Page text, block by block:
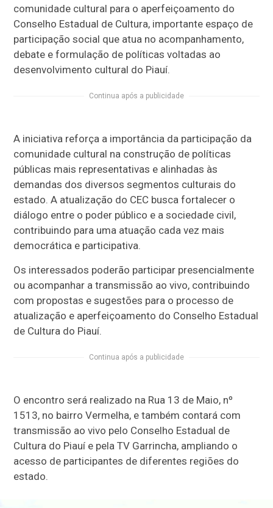
comunidade cultural para o aperfeiçoamento do
Conselho Estadual de Cultura, importante espaço de
participação social que atua no acompanhamento,
debate e formulação de políticas voltadas ao
desenvolvimento cultural do Piauí.
Continua após a publicidade
A iniciativa reforça a importância da participação da
comunidade cultural na construção de políticas
públicas mais representativas e alinhadas às
demandas dos diversos segmentos culturais do
estado. A atualização do CEC busca fortalecer o
diálogo entre o poder público e a sociedade civil,
contribuindo para uma atuação cada vez mais
democrática e participativa.
Os interessados poderão participar presencialmente
ou acompanhar a transmissão ao vivo, contribuindo
com propostas e sugestões para o processo de
atualização e aperfeiçoamento do Conselho Estadual
de Cultura do Piauí.
Continua após a publicidade
O encontro será realizado na Rua 13 de Maio, nº
1513, no bairro Vermelha, e também contará com
transmissão ao vivo pelo Conselho Estadual de
Cultura do Piauí e pela TV Garrincha, ampliando o
acesso de participantes de diferentes regiões do
estado.